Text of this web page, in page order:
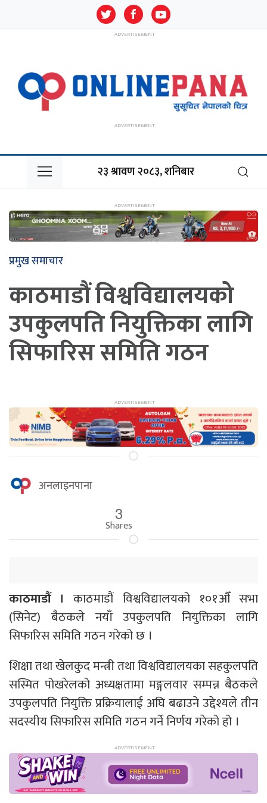
२३ श्रावण २०८३, शनिबार
प्रमुख समाचार
काठमाडौं विश्वविद्यालयको
उपकुलपति नियुक्तिका लागि
सिफारिस समिति गठन
अनलाइनपाना
3
Shares
काठमाडौं । काठमाडौं विश्वविद्यालयको १०१औँ सभा
(सिनेट) बैठकले नयाँ उपकुलपति नियुक्तिका लागि
सिफारिस समिति गठन गरेको छ ।
शिक्षा तथा खेलकुद मन्त्री तथा विश्वविद्यालयका सहकुलपति
सस्मित पोखरेलको अध्यक्षतामा मङ्गलवार सम्पन्न बैठकले
उपकुलपति नियुक्ति प्रक्रियालाई अघि बढाउने उद्देश्यले तीन
सदस्यीय सिफारिस समिति गठन गर्ने निर्णय गरेको हो ।